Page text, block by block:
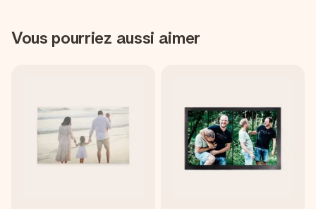
Vous pourriez aussi aimer